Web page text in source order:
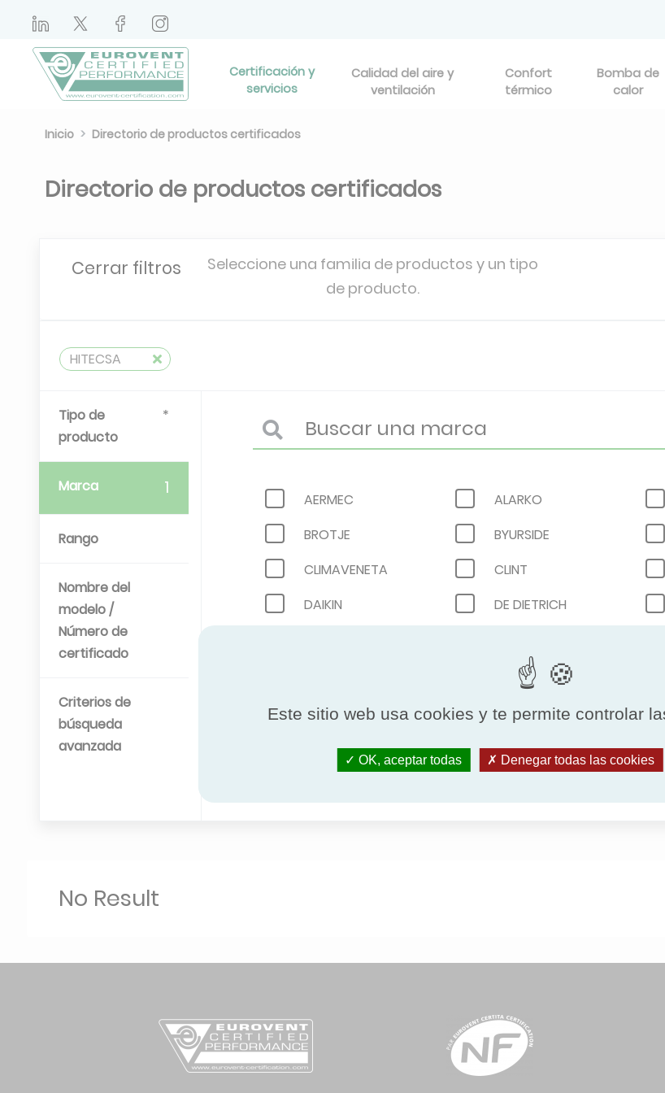
Certificación y
servicios
Calidad del aire y
ventilación
Confort
térmico
Bomba de
calor
Inicio Directorio de productos certificados
Directorio de productos certificados
Cerrar filtros
Seleccione una familia de productos y un tipo
de producto.
HITECSA
Tipo de
producto
Marca 1
Rango
Nombre del
modelo /
Número de
certificado
Criterios de
búsqueda
avanzada
AERMEC ALARKO
BROTJE
BYURSIDE
CLIMAVENETA
CLINT
DAIKIN
DE DIETRICH
HITECSA
KANIONCO
KOSNER
MAXA
MCQUAY
No Result
Este sitio web usa cookies y te permite controlar
OK, aceptar todas Denegar todas las cookies